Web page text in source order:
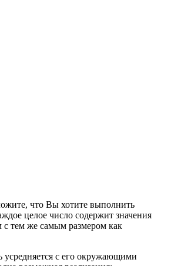
что Вы хотите выполнить
целое число содержит значения
с тем же самым размером как
усредняется с его окружающими